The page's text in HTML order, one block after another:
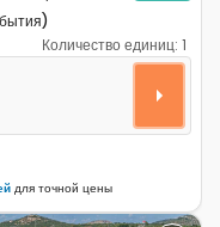
Количество единиц: 1
-
для точной цены